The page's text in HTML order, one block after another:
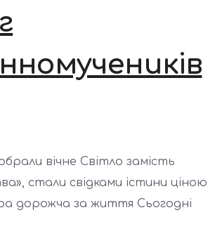
вічне Світло замість
стали свідками істини ціною
дорожча за життя Сьогодні